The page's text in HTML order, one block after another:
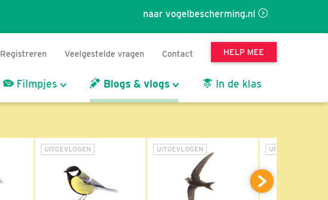
naar vogelbescherming.nl
Registreren Veelgestelde vragen Contact HELP MEE
Filmpjes Blogs & vlogs In de klas
UITGEVLOGEN UITGEVLOGEN UITGEVLOGEN